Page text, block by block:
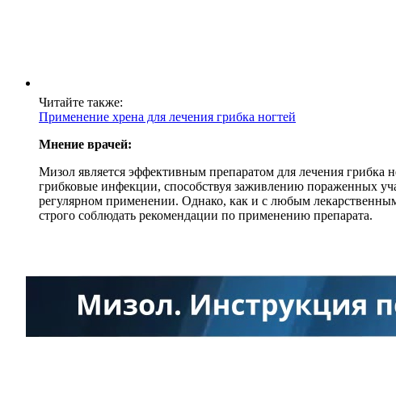
Читайте также:
Применение хрена для лечения грибка ногтей
Мнение врачей:
Мизол является эффективным препаратом для лечения грибка
грибковые инфекции, способствуя заживлению пораженных
регулярном применении. Однако, как и с любым
строго соблюдать рекомендации по применению препарата.